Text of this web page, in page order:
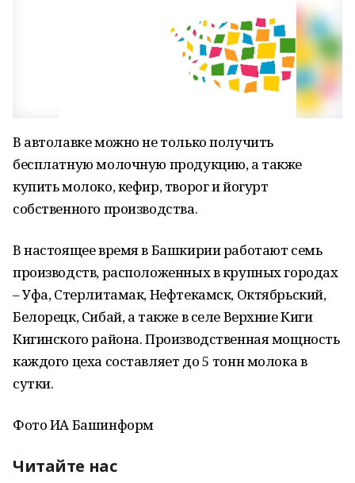
В автолавке можно не только получить
бесплатную молочную продукцию, а также
купить молоко, кефир, творог и йогурт
собственного производства.
В настоящее время в Башкирии работают семь
производств, расположенных в крупных городах
– Уфа, Стерлитамак, Нефтекамск, Октябрьский,
Белорецк, Сибай, а также в селе Верхние Киги
Кигинского района. Производственная мощность
каждого цеха составляет до 5 тонн молока в
сутки.
Фото ИА Башинформ
Читайте нас